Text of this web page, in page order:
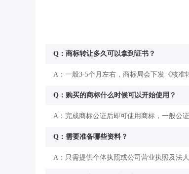
Q：商标转让多久可以拿到证书？
A：一般3-5个月左右，商标局会下发《核准
Q：购买的商标什么时候可以开始使用？
A：完成商标公证后即可使用商标，一般公
Q：需要准备哪些资料？
A：只需提供个体执照或公司营业执照及法